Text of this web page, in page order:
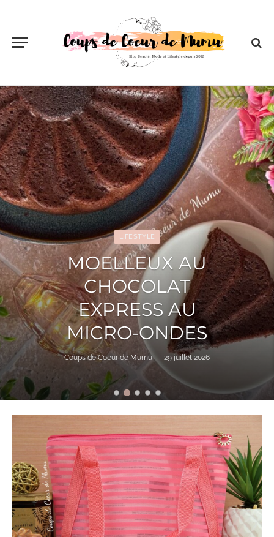
BEAUTÉ
PRESCRIPTION
LAB X ALGOLOGIE
DE JUILLET 2026
Coups de Coeur de Mumu 27 juillet 2026